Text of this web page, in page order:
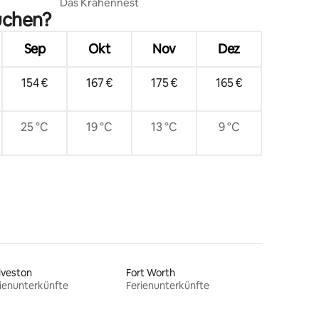
Sep Okt Nov Dez
154 € 167 € 175 € 165 €
25 °C 19 °C 13 °C 9 °C
Fort Worth
Ferienunterkünfte